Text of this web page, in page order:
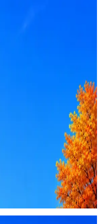
с Эйч
просит войти через
код или пароль,
— это мошенники.